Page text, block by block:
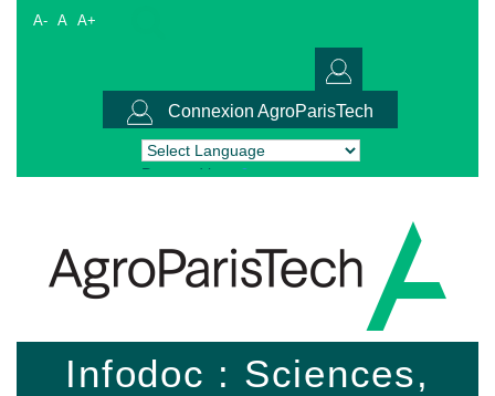
A- A A+
Connexion AgroParisTech
Powered by Translate
Infodoc : Sciences,